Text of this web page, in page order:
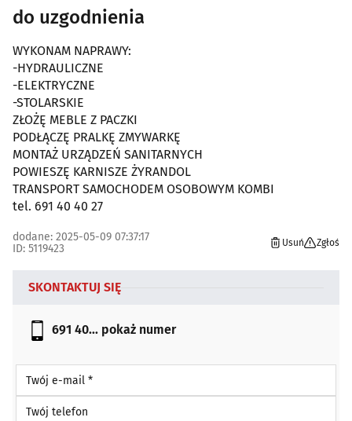
do uzgodnienia
WYKONAM NAPRAWY:
-HYDRAULICZNE
-ELEKTRYCZNE
-STOLARSKIE
ZŁOŻĘ MEBLE Z PACZKI
PODŁĄCZĘ PRALKĘ ZMYWARKĘ
MONTAŻ URZĄDZEŃ SANITARNYCH
POWIESZĘ KARNISZE ŻYRANDOL
TRANSPORT SAMOCHODEM OSOBOWYM KOMBI
tel. 691 40 40 27
dodane: 2025-05-09 07:37:17
ID: 5119423
Usuń Zgłoś
SKONTAKTUJ SIĘ
691 40... pokaż numer